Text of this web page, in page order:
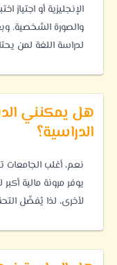
الإنجليزية أو اجتياز
والصورة الشخصية.
لدراسة اللغة لمن
هل يمكنني
الدراسية؟
نعم، أغلب الجامعات
يوفر مرونة مالية
لأخرى، لذا يُفضّل